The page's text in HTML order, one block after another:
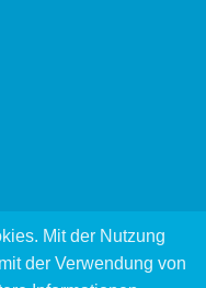
Mit der Nutzung
der Verwendung von